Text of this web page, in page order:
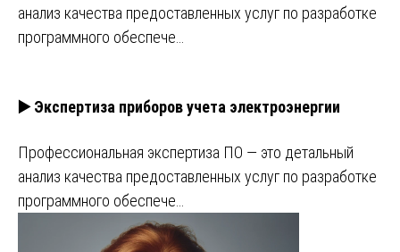
анализ качества предоставленных услуг по разработке
программного обеспече…
▶️ Экспертиза приборов учета электроэнергии
Профессиональная экспертиза ПО — это детальный
анализ качества предоставленных услуг по разработке
программного обеспече…